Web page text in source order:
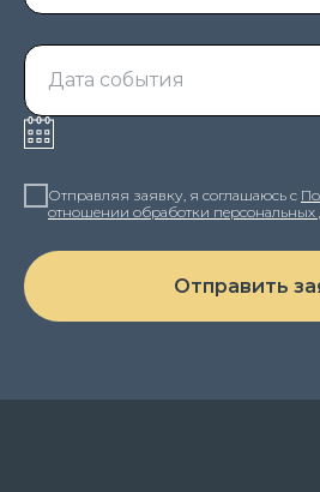
Дата события
Отправляя заявку, я соглашаюсь с
отношении обработки
Отправить